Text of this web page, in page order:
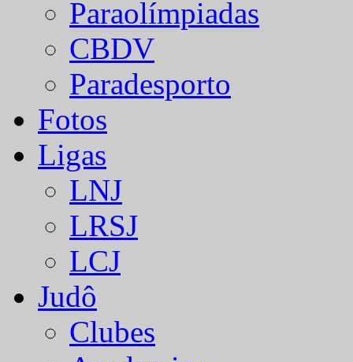
Paraolímpiadas
CBDV
Paradesporto
Fotos
Ligas
LNJ
LRSJ
LCJ
Judô
Clubes